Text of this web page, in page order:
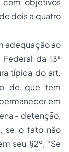
dois a quatro
adequação ao
da 13ª
típica do art.
de que tem
em
- detenção,
se o fato não
seu §2º, “Se